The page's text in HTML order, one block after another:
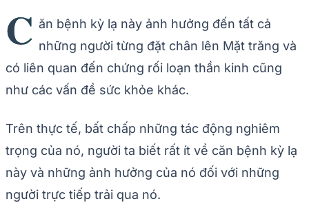
C ăn bệnh kỳ lạ này ảnh hưởng đến tất cả
những người từng đặt chân lên Mặt trăng và
có liên quan đến chứng rối loạn thần kinh cũng
như các vấn đề sức khỏe khác.
Trên thực tế, bất chấp những tác động nghiêm
trọng của nó, người ta biết rất ít về căn bệnh kỳ lạ
này và những ảnh hưởng của nó đối với những
người trực tiếp trải qua nó.